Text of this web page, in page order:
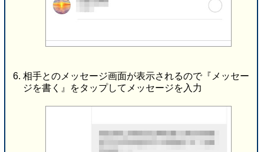
相手とのメッセージ画面が表示されるので『メッセー
ジを書く』をタップしてメッセージを入力